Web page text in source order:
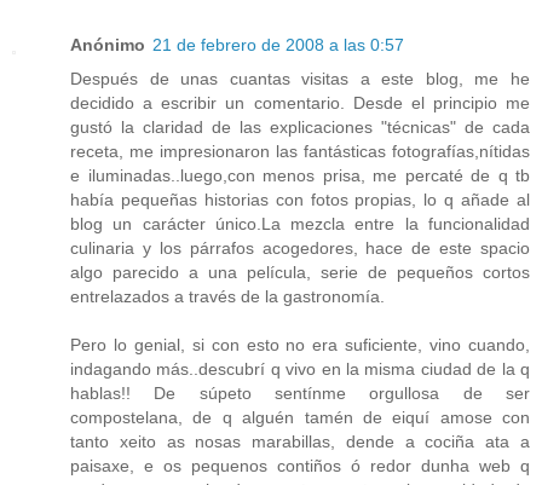
Anónimo 21 de febrero de 2008 a las 0:57
Después de unas cuantas visitas a este blog, me he
decidido a escribir un comentario. Desde el principio me
gustó la claridad de las explicaciones "técnicas" de cada
receta, me impresionaron las fantásticas fotografías,nítidas
e iluminadas..luego,con menos prisa, me percaté de q tb
había pequeñas historias con fotos propias, lo q añade al
blog un carácter único.La mezcla entre la funcionalidad
culinaria y los párrafos acogedores, hace de este spacio
algo parecido a una película, serie de pequeños cortos
entrelazados a través de la gastronomía.
Pero lo genial, si con esto no era suficiente, vino cuando,
indagando más..descubrí q vivo en la misma ciudad de la q
hablas!! De súpeto sentínme orgullosa de ser
compostelana, de q alguén tamén de eiquí amose con
tanto xeito as nosas marabillas, dende a cociña ata a
paisaxe, e os pequenos contiños ó redor dunha web q